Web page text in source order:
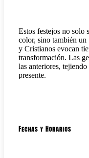
Estos festejos no solo
color, sino también
y Cristianos evocan
transformación. Las
las anteriores,
presente.
Fechas y Horarios